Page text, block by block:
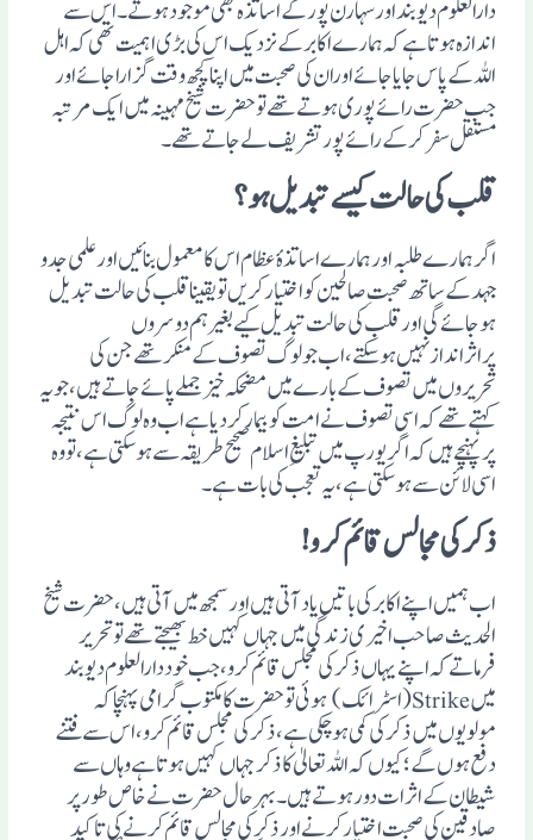
دارالعلوم دیو بند اور سہارن پور کے اساتذہ بھی موجود ہوتے۔ اس سے
اندازہ ہوتا ہے کہ ہمارے اکابر کے نزدیک اس کی بڑی اہمیت تھی کہ اہل
اللہ کے پاس جایا جائے اوران کی صحبت میں اپنا کچھ وقت گزارا جائے اور
جب حضرت رائے پوری ہوتے تھے تو حضرت شیخ مہینہ میں ایک مرتبہ
مستقل سفر کر کے رائے پور تشریف لے جاتے تھے۔
قلب کی حالت کیسے تبدیل ہو؟
اگر ہمارے طلبہ اورہمارے اساتذہٴ عظام اس کا معمول بنائیں اورعلمی جد و
جہد کے ساتھ صحبتِ صالحین کو اختیار کریں تو یقینا قلب کی حالت تبدیل
ہو جائے گی اورقلب کی حالت تبدیل کیے بغیر ہم دوسروں
پراثراندازنہیں ہو سکتے، اب جو لوگ تصوف کے منکر تھے جن کی
تحریروں میں تصوف کے بارے میں مضحکہ خیز جملے پائے جاتے ہیں، جو یہ
کہتے تھے کہ اسی تصوف نے امت کو بیمارکردیا ہے اب وہ لوگ اس نتیجہ
پرپہنچے ہیں کہ اگر یورپ میں تبلیغِ اسلام صحیح طریقہ سے ہو سکتی ہے، تو وہ
اسی لائن سے ہو سکتی ہے، یہ تعجب کی بات ہے۔
ذکر کی مجالس قائم کرو!
اب ہمیں اپنے اکابر کی باتیں یاد آتی ہیں اور سمجھ میں آتی ہیں، حضرت شیخ
الحدیث صاحب اخیری زندگی میں جہاں کہیں خط بھیجتے تھے تو تحریر
فرماتے کہ اپنے یہاں ذکر کی مجلس قائم کرو، جب خود دارالعلوم دیو بند
میںStrike(اسٹرائک) ہوئی تو حضرت کا مکتوب گرامی پہنچا کہ
مولویوں میں ذکر کی کمی ہو چکی ہے، ذکر کی مجلس قائم کرو، اس سے فتنے
دفع ہوں گے؛ کیوں کہ اللہ تعالیٰ کا ذکرجہاں کہیں ہوتا ہے وہاں سے
شیطان کے اثرات دور ہوتے ہیں۔ بہر حال حضرت نے خاص طور پر
صادقین کی صحبت اختیارکرنے اور ذکر کی مجالس قائم کرنے کی تاکید